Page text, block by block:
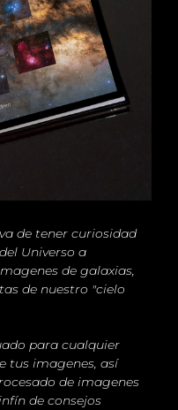
de tener curiosidad
Universo a
de galaxias,
de nuestro "cielo
para cualquier
tus imagenes, así
de imagenes
de consejos